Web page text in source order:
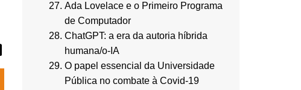
Ada Lovelace e o Primeiro Programa
de Computador
ChatGPT: a era da autoria híbrida
humana/o-IA
O papel essencial da Universidade
Pública no combate à Covid-19